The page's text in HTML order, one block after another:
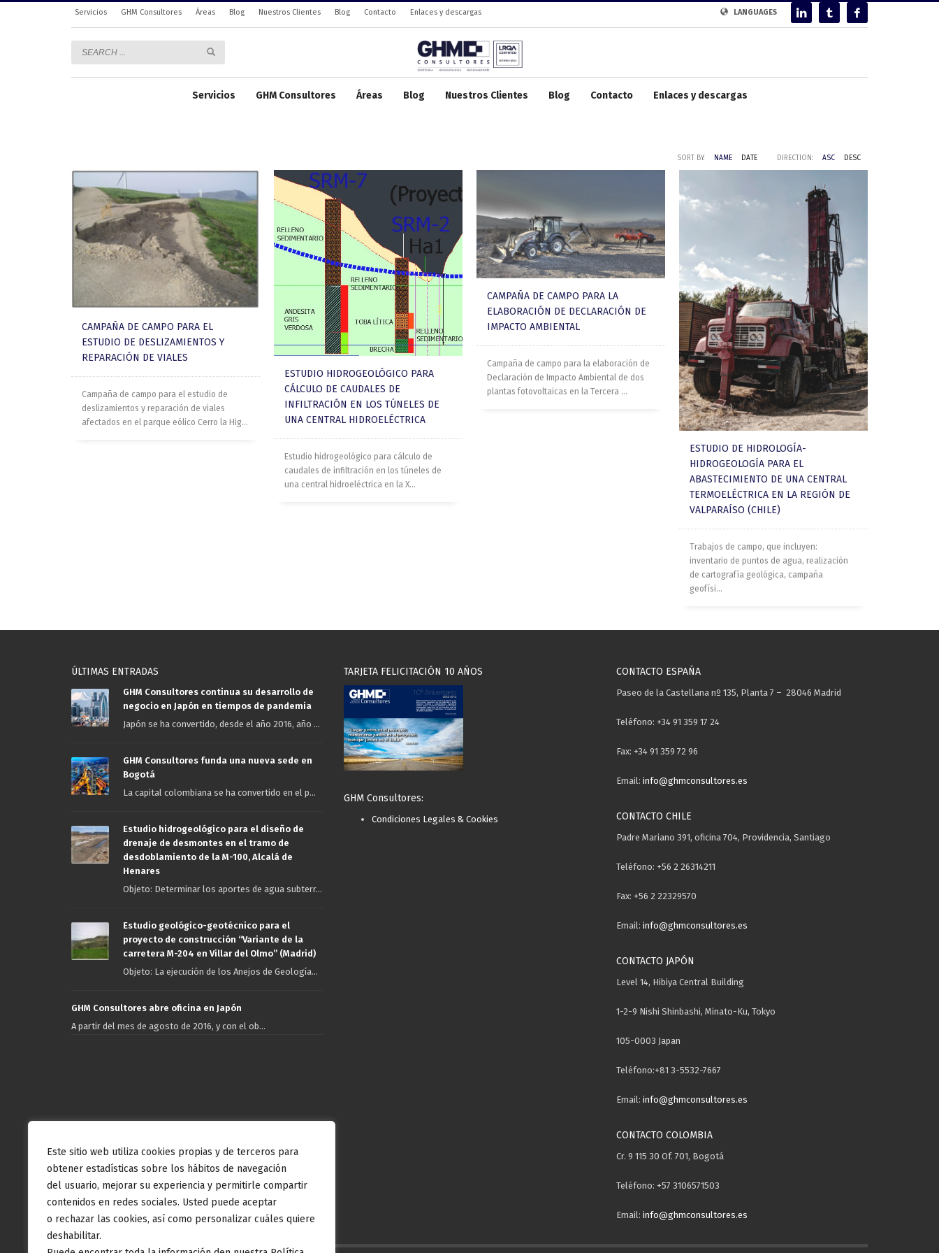
Este sitio web utiliza cookies propias y de terceros para
obtener estadísticas sobre los hábitos de navegación
del usuario, mejorar su experiencia y permitirle compartir
contenidos en redes sociales. Usted puede aceptar
o rechazar las cookies, así como personalizar cuáles quiere
deshabilitar.
Servicios GHM Consultores Áreas Blog Nuestros Clientes Blog Contacto Enlaces y descargas LANGUAGES
Servicios GHM Consultores Áreas Blog Nuestros Clientes Blog Contacto Enlaces y descargas
SORT BY: NAME DATE DIRECTION: ASC DESC
CAMPAÑA DE CAMPO PARA EL
ESTUDIO DE DESLIZAMIENTOS Y
REPARACIÓN DE VIALES
Campaña de campo para el estudio de
deslizamientos y reparación de viales
afectados en el parque eólico Cerro la Hig...
ESTUDIO HIDROGEOLÓGICO PARA
CÁLCULO DE CAUDALES DE
INFILTRACIÓN EN LOS TÚNELES DE
UNA CENTRAL HIDROELÉCTRICA
Estudio hidrogeológico para cálculo de
caudales de infiltración en los túneles de
una central hidroeléctrica en la X...
CAMPAÑA DE CAMPO PARA LA
ELABORACIÓN DE DECLARACIÓN DE
IMPACTO AMBIENTAL
Campaña de campo para la elaboración de
Declaración de Impacto Ambiental de dos
plantas fotovoltaicas en la Tercera ...
ESTUDIO DE HIDROLOGÍA-
HIDROGEOLOGÍA PARA EL
ABASTECIMIENTO DE UNA CENTRAL
TERMOELÉCTRICA EN LA REGIÓN DE
VALPARAÍSO (CHILE)
Trabajos de campo, que incluyen:
inventario de puntos de agua, realización
de cartografía geológica, campaña
geofísi...
ÚLTIMAS ENTRADAS
GHM Consultores continua su desarrollo de
negocio en Japón en tiempos de pandemia
Japón se ha convertido, desde el año 2016, año ...
GHM Consultores funda una nueva sede en
Bogotá
La capital colombiana se ha convertido en el p...
Estudio hidrogeológico para el diseño de
drenaje de desmontes en el tramo de
desdoblamiento de la M-100, Alcalá de
Henares
Objeto: Determinar los aportes de agua subterr...
Estudio geológico-geotécnico para el
proyecto de construcción “Variante de la
carretera M-204 en Villar del Olmo” (Madrid)
Objeto: La ejecución de los Anejos de Geología...
GHM Consultores abre oficina en Japón
A partir del mes de agosto de 2016, y con el ob...
TARJETA FELICITACIÓN 10 AÑOS
GHM Consultores:
Condiciones Legales & Cookies
CONTACTO ESPAÑA
Paseo de la Castellana nº 135, Planta 7 – 28046 Madrid
Teléfono: +34 91 359 17 24
Fax: +34 91 359 72 96
Email: info@ghmconsultores.es
CONTACTO CHILE
Padre Mariano 391, oficina 704, Providencia, Santiago
Teléfono: +56 2 26314211
Fax: +56 2 22329570
Email: info@ghmconsultores.es
CONTACTO JAPÓN
Level 14, Hibiya Central Building
1-2-9 Nishi Shinbashi, Minato-Ku, Tokyo
105-0003 Japan
Teléfono:+81 3-5532-7667
Email: info@ghmconsultores.es
CONTACTO COLOMBIA
Cr. 9 115 30 Of. 701, Bogotá
Teléfono: +57 3106571503
Email: info@ghmconsultores.es